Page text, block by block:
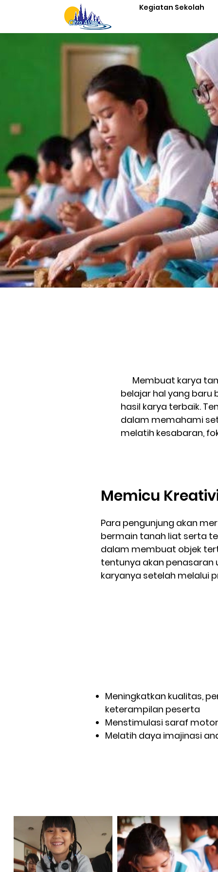
Kegiatan Sekolah
Membuat karya
belajar hal yang baru
hasil karya terbaik.
dalam memahami
melatih kesabaran,
Memicu
Para pengunjung akan
bermain tanah liat serta
dalam membuat objek
tentunya akan penasaran
karyanya setelah melalui
Meningkatkan kualitas,
keterampilan peserta
Menstimulasi saraf
Melatih daya imajinasi